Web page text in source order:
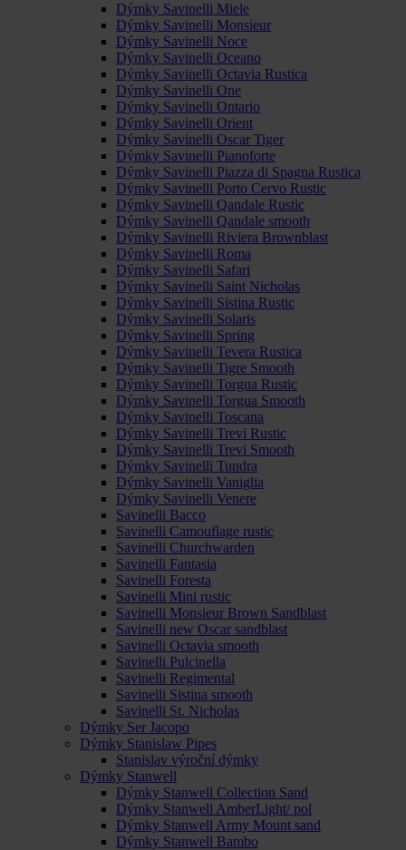
Dýmky Savinelli Miele
Dýmky Savinelli Monsieur
Dýmky Savinelli Noce
Dýmky Savinelli Oceano
Dýmky Savinelli Octavia Rustica
Dýmky Savinelli One
Dýmky Savinelli Ontario
Dýmky Savinelli Orient
Dýmky Savinelli Oscar Tiger
Dýmky Savinelli Pianoforte
Dýmky Savinelli Piazza di Spagna Rustica
Dýmky Savinelli Porto Cervo Rustic
Dýmky Savinelli Qandale Rustic
Dýmky Savinelli Qandale smooth
Dýmky Savinelli Riviera Brownblast
Dýmky Savinelli Roma
Dýmky Savinelli Safari
Dýmky Savinelli Saint Nicholas
Dýmky Savinelli Sistina Rustic
Dýmky Savinelli Solaris
Dýmky Savinelli Spring
Dýmky Savinelli Tevera Rustica
Dýmky Savinelli Tigre Smooth
Dýmky Savinelli Torgua Rustic
Dýmky Savinelli Torgua Smooth
Dýmky Savinelli Toscana
Dýmky Savinelli Trevi Rustic
Dýmky Savinelli Trevi Smooth
Dýmky Savinelli Tundra
Dýmky Savinelli Vaniglia
Dýmky Savinelli Venere
Savinelli Bacco
Savinelli Camouflage rustic
Savinelli Churchwarden
Savinelli Fantasia
Savinelli Foresta
Savinelli Mini rustic
Savinelli Monsieur Brown Sandblast
Savinelli new Oscar sandblast
Savinelli Octavia smooth
Savinelli Pulcinella
Savinelli Regimental
Savinelli Sistina smooth
Savinelli St. Nicholas
Dýmky Ser Jacopo
Dýmky Stanislaw Pipes
Stanislav výroční dýmky
Dýmky Stanwell
Dýmky Stanwell Collection Sand
Dýmky Stanwell AmberLight/ pol
Dýmky Stanwell Army Mount sand
Dýmky Stanwell Bambo